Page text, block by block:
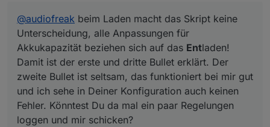
@audiofreak beim Laden macht das Skript keine
Unterscheidung, alle Anpassungen für
Akkukapazität beziehen sich auf das Entladen!
Damit ist der erste und dritte Bullet erklärt. Der
zweite Bullet ist seltsam, das funktioniert bei mir gut
und ich sehe in Deiner Konfiguration auch keinen
Fehler. Könntest Du da mal ein paar Regelungen
loggen und mir schicken?